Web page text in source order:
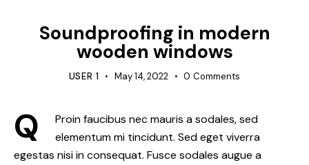
Soundproofing in modern
wooden windows
USER 1 May 14, 2022 0 Comments
Q
Proin faucibus nec mauris a sodales, sed
elementum mi tincidunt. Sed eget viverra
egestas nisi in consequat. Fusce sodales augue a